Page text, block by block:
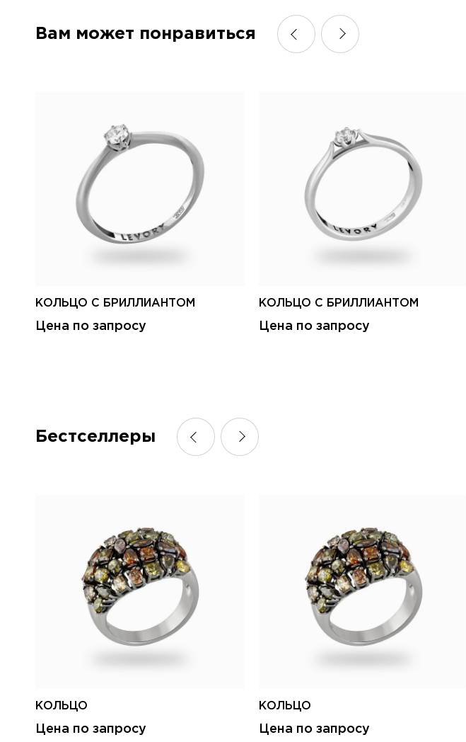
Вам может понравиться
КОЛЬЦО С БРИЛЛИАНТОМ
Цена по запросу
КОЛЬЦО С БРИЛЛИАНТОМ
Цена по запросу
Бестселлеры
КОЛЬЦО
Цена по запросу
КОЛЬЦО
Цена по запросу